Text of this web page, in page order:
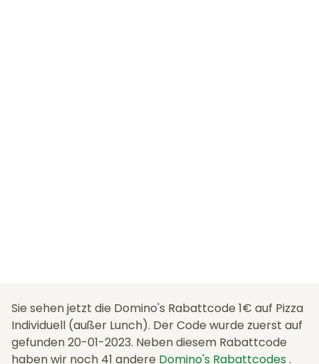
Sie sehen jetzt die Domino's Rabattcode 1€ auf Pizza
Individuell (außer Lunch). Der Code wurde zuerst auf
gefunden 20-01-2023. Neben diesem Rabattcode
haben wir noch 41 andere Domino's Rabattcodes .